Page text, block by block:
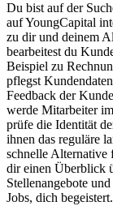
Du bist auf der
auf YoungCapital
zu dir und deinem
bearbeitest du
Beispiel zu
pflegst
Feedback der
werde Mitarbeiter
prüfe die Identität
ihnen das reguläre
schnelle Alternative
dir einen Überblick
Stellenangebote
Jobs, dich begeistert.